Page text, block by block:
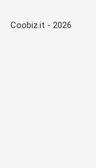
Coobiz.it - 2026